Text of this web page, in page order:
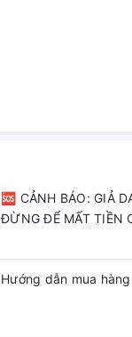
🆘 CẢNH BÁO: GIẢ
ĐỪNG ĐỂ MẤT TIỀN
Hướng dẫn mua hàng